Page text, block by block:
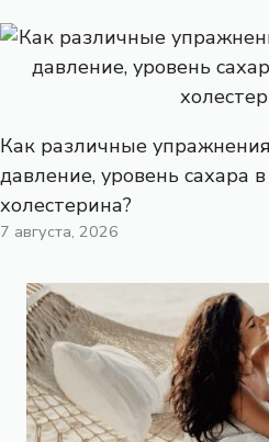
Как различные
давление, уровень сахара
холестерина?
7 августа, 2026